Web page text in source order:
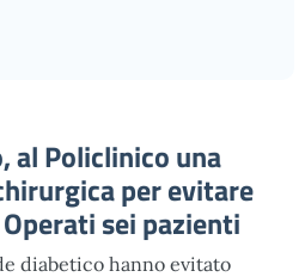
al Policlinico una
per evitare
sei pazienti
diabetico hanno evitato